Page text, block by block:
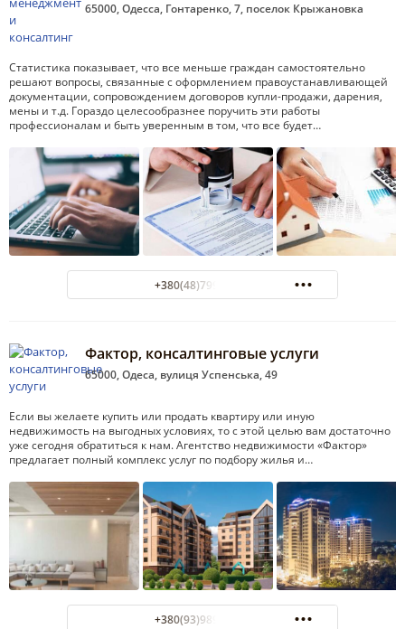
65000, Одесса, Гонтаренко, 7, поселок Крыжановка
Статистика показывает, что все меньше граждан самостоятельно
решают вопросы, связанные с оформлением правоустанавливающей
документации, сопровождением договоров купли-продажи, дарения,
мены и т.д. Гораздо целесообразнее поручить эти работы
профессионалам и быть уверенным в том, что все будет…
+380(48)799-14-04
Фактор, консалтинговые услуги
65000, Одеса, вулиця Успенська, 49
Если вы желаете купить или продать квартиру или иную
недвижимость на выгодных условиях, то с этой целью вам достаточно
уже сегодня обратиться к нам. Агентство недвижимости «Фактор»
предлагает полный комплекс услуг по подбору жилья и…
+380(93)989-77-87